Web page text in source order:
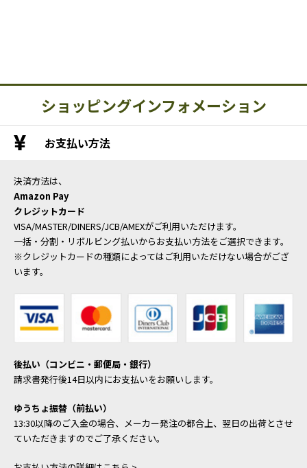
ショッピングインフォメーション
お支払い方法
決済方法は、
Amazon Pay
クレジットカード
VISA/MASTER/DINERS/JCB/AMEXがご利用いただけます。
一括・分割・リボルビング払いからお支払い方法をご選択できます。
※クレジットカードの種類によってはご利用いただけない場合がござ
います。
後払い（コンビニ・郵便局・銀行）
請求書発行後14日以内にお支払いをお願いします。
ゆうちょ振替（前払い）
13:30以降のご入金の場合、メーカー発注の都合上、翌日の出荷とさせ
ていただきますのでご了承ください。